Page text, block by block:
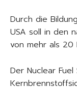
Durch die
USA soll in den
von mehr als 20
Der Nuclear